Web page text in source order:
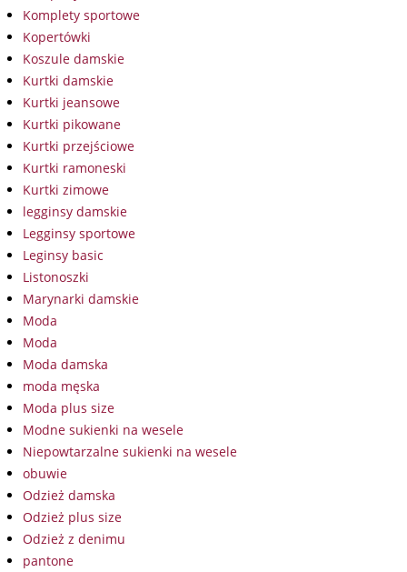
Komplety sportowe
Kopertówki
Koszule damskie
Kurtki damskie
Kurtki jeansowe
Kurtki pikowane
Kurtki przejściowe
Kurtki ramoneski
Kurtki zimowe
legginsy damskie
Legginsy sportowe
Leginsy basic
Listonoszki
Marynarki damskie
Moda
Moda
Moda damska
moda męska
Moda plus size
Modne sukienki na wesele
Niepowtarzalne sukienki na wesele
obuwie
Odzież damska
Odzież plus size
Odzież z denimu
pantone